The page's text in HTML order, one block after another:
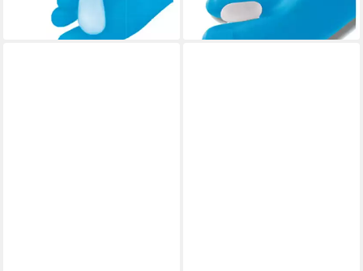
lieferbar - in 9-11 Werktagen bei
lieferbar - in 9-11 Werktagen bei